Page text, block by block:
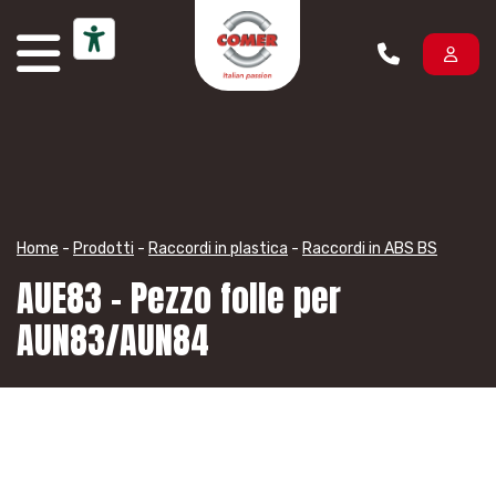
Home - Prodotti - Raccordi in plastica - Raccordi in ABS BS
AUE83 – Pezzo folle per
AUN83/AUN84